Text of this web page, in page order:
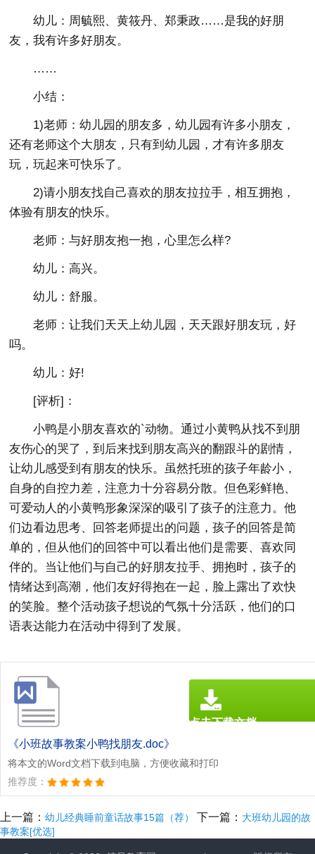
幼儿：周毓熙、黄筱丹、郑秉政……是我的好朋
友，我有许多好朋友。
……
小结：
1)老师：幼儿园的朋友多，幼儿园有许多小朋友，
还有老师这个大朋友，只有到幼儿园，才有许多朋友
玩，玩起来可快乐了。
2)请小朋友找自己喜欢的朋友拉拉手，相互拥抱，
体验有朋友的快乐。
老师：与好朋友抱一抱，心里怎么样?
幼儿：高兴。
幼儿：舒服。
老师：让我们天天上幼儿园，天天跟好朋友玩，好
吗。
幼儿：好!
[评析]：
小鸭是小朋友喜欢的`动物。通过小黄鸭从找不到朋
友伤心的哭了，到后来找到朋友高兴的翻跟斗的剧情，
让幼儿感受到有朋友的快乐。虽然托班的孩子年龄小，
自身的自控力差，注意力十分容易分散。但色彩鲜艳、
可爱动人的小黄鸭形象深深的吸引了孩子的注意力。他
们边看边思考、回答老师提出的问题，孩子的回答是简
单的，但从他们的回答中可以看出他们是需要、喜欢同
伴的。当让他们与自己的好朋友拉手、拥抱时，孩子的
情绪达到高潮，他们友好得抱在一起，脸上露出了欢快
的笑脸。整个活动孩子想说的气氛十分活跃，他们的口
语表达能力在活动中得到了发展。
《小班故事教案小鸭找朋友.doc》
将本文的Word文档下载到电脑，方便收藏和打印
推荐度：
点击下载文档
上一篇： 幼儿经典睡前童话故事15篇（荐） 下一篇： 大班幼儿园的故
事教案[优选]